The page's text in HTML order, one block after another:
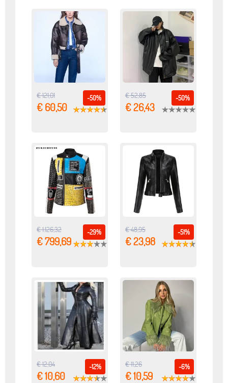
-50%
€ 121,01
€ 60,50
-50%
€ 52,85
€ 26,43
-29%
€ 1.126,32
€ 799,69
-51%
€ 48,95
€ 23,98
-12%
€ 12,04
€ 10,60
-6%
€ 11,26
€ 10,59